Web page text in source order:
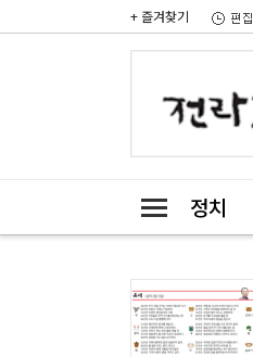
+ 즐겨찾기
정치